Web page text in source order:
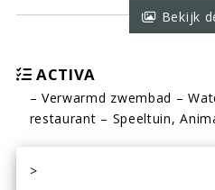
Bekijk
ACTIVA
– Verwarmd zwembad –
restaurant – Speeltuin,
>